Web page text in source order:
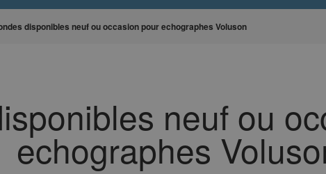
disponibles neuf ou occasion pour echographes Voluson
neuf ou
echographes